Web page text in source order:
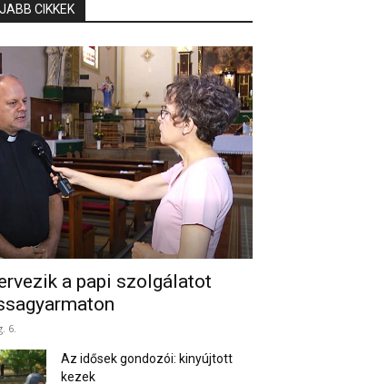
CIKKEK
a papi szolgálatot
6.
Az idősek gondozói: kinyújtott
kezek